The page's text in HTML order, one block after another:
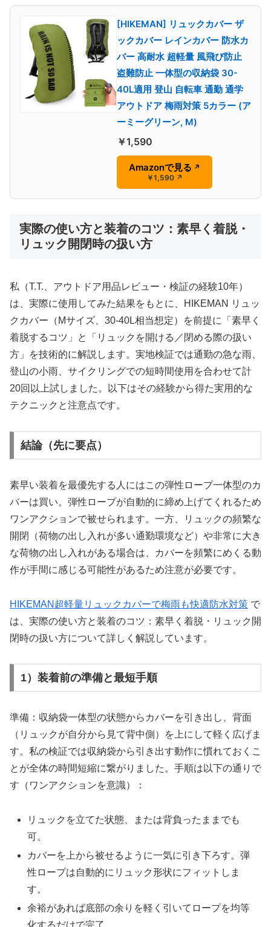
[HIKEMAN] リュックカバー ザ
ックカバー レインカバー 防水カ
バー 高耐水 超軽量 風飛び防止
盗難防止 一体型の収納袋 30-
40L適用 登山 自転車 通勤 通学
アウトドア 梅雨対策 5カラー (ア
ーミーグリーン, M)
￥1,590
Amazonで見る ↗
￥1,590 ↗
実際の使い方と装着のコツ：素早く着脱・
リュック開閉時の扱い方
私（T.T.、アウトドア用品レビュー・検証の経験10年）
は、実際に使用してみた結果をもとに、HIKEMAN リュッ
クカバー（Mサイズ、30-40L相当想定）を前提に「素早く
着脱するコツ」と「リュックを開ける／閉める際の扱い
方」を技術的に解説します。実地検証では通勤の急な雨、
登山の小雨、サイクリングでの短時間使用を合わせて計
20回以上試しました。以下はその経験から得た実用的な
テクニックと注意点です。
結論（先に要点）
素早い装着を最優先する人にはこの弾性ロープ一体型のカ
バーは買い。弾性ロープが自動的に締め上げてくれるため
ワンアクションで被せられます。一方、リュックの頻繁な
開閉（荷物の出し入れが多い通勤環境など）や非常に大き
な荷物の出し入れがある場合は、カバーを頻繁にめくる動
作が手間に感じる可能性があるため注意が必要です。
HIKEMAN超軽量リュックカバーで梅雨も快適防水対策 で
は、実際の使い方と装着のコツ：素早く着脱・リュック開
閉時の扱い方について詳しく解説しています。
1）装着前の準備と最短手順
準備：収納袋一体型の状態からカバーを引き出し、背面
（リュックが自分から見て背中側）を上にして軽く広げま
す。私の検証では収納袋から引き出す動作に慣れておくこ
とが全体の時間短縮に繋がりました。手順は以下の通りで
す（ワンアクションを意識）：
リュックを立てた状態、または背負ったままでも
可。
カバーを上から被せるように一気に引き下ろす。弾
性ロープは自動的にリュック形状にフィットしま
す。
余裕があれば底部の余りを軽く引いてロープを均等